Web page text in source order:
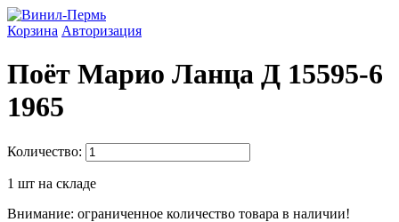
Корзина Авторизация
Поёт Марио Ланца Д 15595-6
1965
Количество:
1 шт на складе
Внимание: ограниченное количество товара в наличии!